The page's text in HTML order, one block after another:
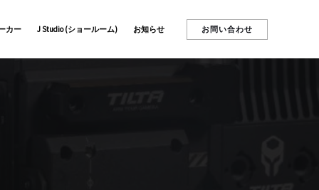
カー J Studio (ショールーム) お知らせ お問い合わせ